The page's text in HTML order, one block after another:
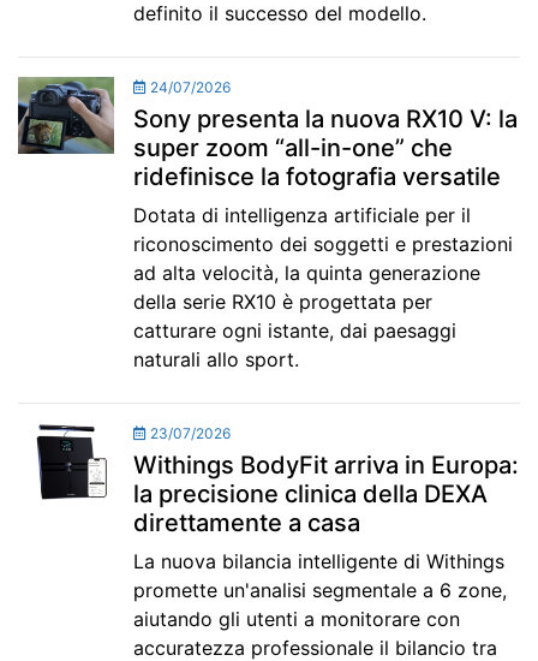
definito il successo del modello.
24/07/2026
Sony presenta la nuova RX10 V: la
super zoom “all-in-one” che
ridefinisce la fotografia versatile
Dotata di intelligenza artificiale per il
riconoscimento dei soggetti e prestazioni
ad alta velocità, la quinta generazione
della serie RX10 è progettata per
catturare ogni istante, dai paesaggi
naturali allo sport.
23/07/2026
Withings BodyFit arriva in Europa:
la precisione clinica della DEXA
direttamente a casa
La nuova bilancia intelligente di Withings
promette un'analisi segmentale a 6 zone,
aiutando gli utenti a monitorare con
accuratezza professionale il bilancio tra